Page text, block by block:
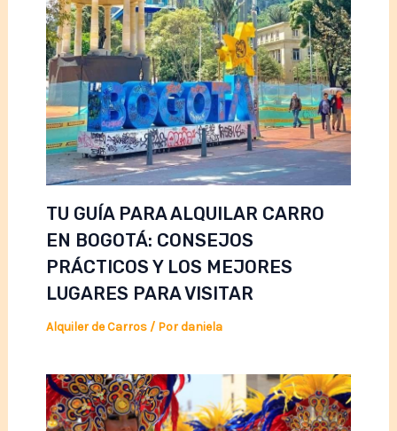
TU GUÍA PARA ALQUILAR CARRO
EN BOGOTÁ: CONSEJOS
PRÁCTICOS Y LOS MEJORES
LUGARES PARA VISITAR
Alquiler de Carros/ Pordaniela